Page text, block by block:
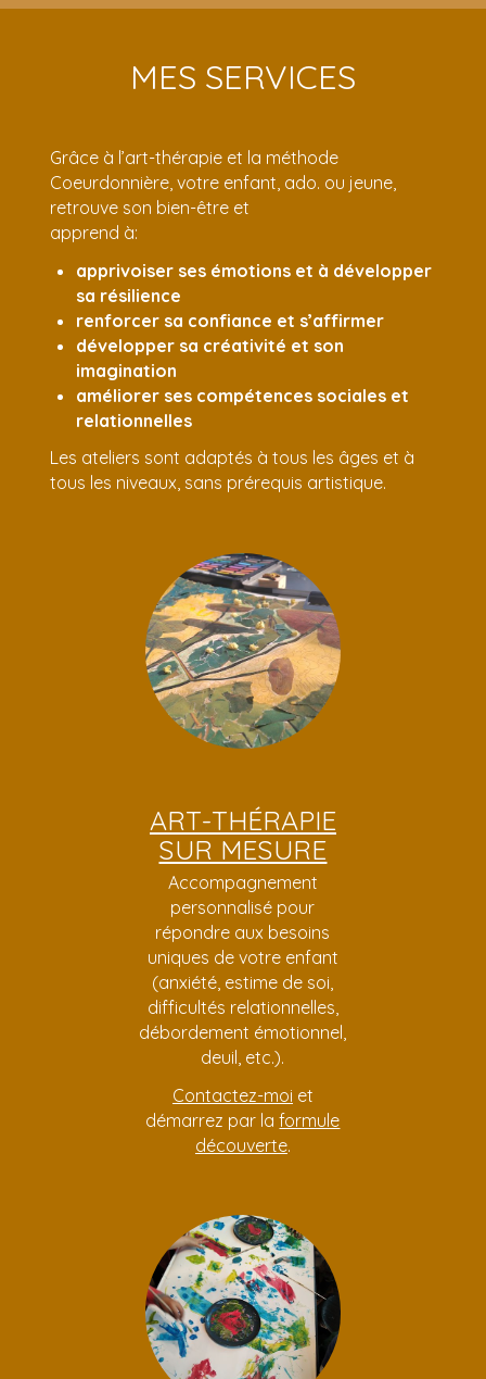
MES SERVICES
Grâce à l’art-thérapie et la méthode
Coeurdonnière, votre enfant, ado. ou jeune,
retrouve son bien-être et
apprend à:
apprivoiser ses émotions et à développer
sa résilience
renforcer sa confiance et s’affirmer
développer sa créativité et son
imagination
améliorer ses compétences sociales et
relationnelles
Les ateliers sont adaptés à tous les âges et à
tous les niveaux, sans prérequis artistique.
ART-THÉRAPIE
SUR MESURE
Accompagnement
personnalisé pour
répondre aux besoins
uniques de votre enfant
(anxiété, estime de soi,
difficultés relationnelles,
débordement émotionnel,
deuil, etc.).
Contactez-moi et
démarrez par laformule
découverte.